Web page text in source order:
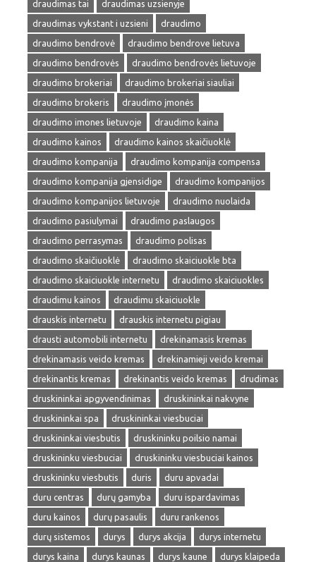
draudimas tai
draudimas uzsienyje
draudimas vykstant i uzsieni
draudimo
draudimo bendrovė
draudimo bendrove lietuva
draudimo bendrovės
draudimo bendrovės lietuvoje
draudimo brokeriai
draudimo brokeriai siauliai
draudimo brokeris
draudimo įmonės
draudimo imones lietuvoje
draudimo kaina
draudimo kainos
draudimo kainos skaičiuoklė
draudimo kompanija
draudimo kompanija compensa
draudimo kompanija gjensidige
draudimo kompanijos
draudimo kompanijos lietuvoje
draudimo nuolaida
draudimo pasiulymai
draudimo paslaugos
draudimo perrasymas
draudimo polisas
draudimo skaičiuoklė
draudimo skaiciuokle bta
draudimo skaiciuokle internetu
draudimo skaiciuokles
draudimu kainos
draudimu skaiciuokle
drauskis internetu
drauskis internetu pigiau
drausti automobili internetu
drekinamasis kremas
drekinamasis veido kremas
drekinamieji veido kremai
drekinantis kremas
drekinantis veido kremas
drudimas
druskininkai apgyvendinimas
druskininkai nakvyne
druskininkai spa
druskininkai viesbuciai
druskininkai viesbutis
druskininku poilsio namai
druskininku viesbuciai
druskininku viesbuciai kainos
druskininku viesbutis
duris
duru apvadai
duru centras
durų gamyba
duru ispardavimas
duru kainos
durų pasaulis
duru rankenos
durų sistemos
durys durys akcija
durys internetu
durys kaina
durys kaunas durys kaune
durys klaipeda